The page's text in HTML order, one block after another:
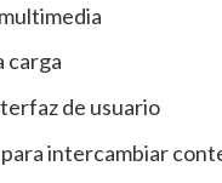
carga
de usuario
intercambiar